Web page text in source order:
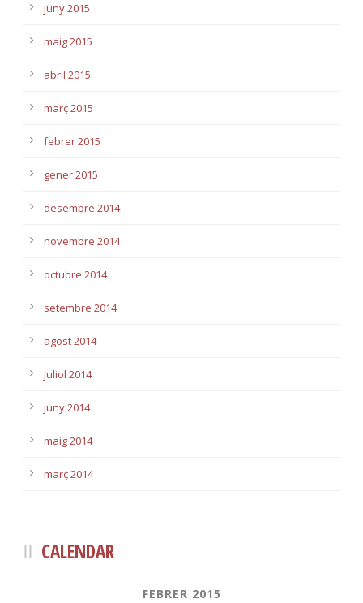
juny 2015
maig 2015
abril 2015
març 2015
febrer 2015
gener 2015
desembre 2014
novembre 2014
octubre 2014
setembre 2014
agost 2014
juliol 2014
juny 2014
maig 2014
març 2014
CALENDAR
FEBRER 2015